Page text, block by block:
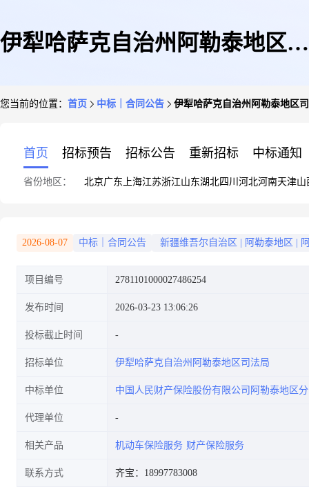
伊犁哈萨克自治州阿勒泰地区司
您当前的位置： 首页 中标｜合同公告 伊犁哈萨克自治州阿勒泰地区
首页 招标预告 招标公告 重新招标 中标通知
省份地区： 北京广东 上海江苏浙江山东湖北四川 河北河南天津山
2026-08-07 中标｜合同公告 新疆维吾尔自治区 阿勒泰地区
项目编号 2781101000027486254
发布时间 2026-03-23 13:06:26
投标截止时间
招标单位 伊犁哈萨克自治州阿勒泰地区司法局
中标单位 中国人民财产保险股份有限公司阿勒泰地区
代理单位
相关产品 机动车保险服务 财产保险服务
联系方式 齐宝：18997783008